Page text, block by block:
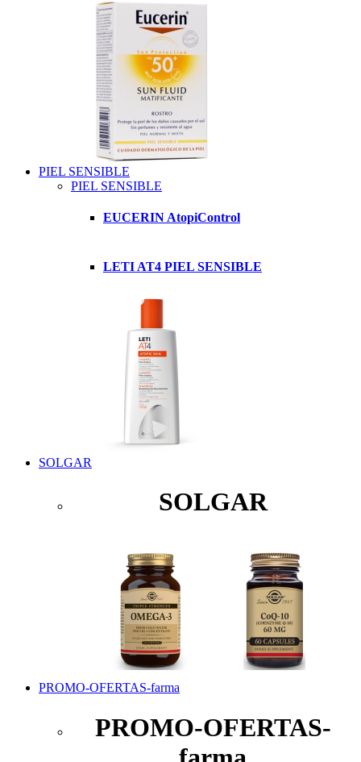
PIEL SENSIBLE
PIEL SENSIBLE
EUCERIN AtopiControl
LETI AT4 PIEL SENSIBLE
SOLGAR
SOLGAR
PROMO-OFERTAS-farma
PROMO-OFERTAS-